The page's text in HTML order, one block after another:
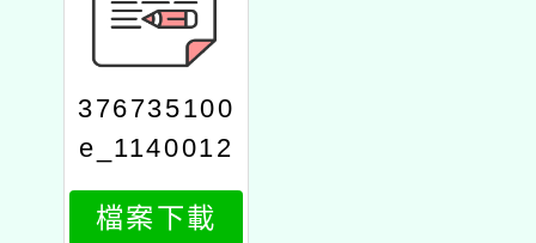
376735100
e_1140012
010_attach
1
檔案下載